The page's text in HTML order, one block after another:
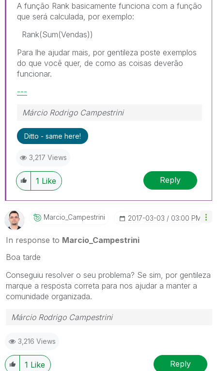
A função Rank basicamente funciona com a função
que será calculada, por exemplo:
Rank(Sum(Vendas))
Para lhe ajudar mais, por gentileza poste exemplos
do que você quer, de como as coisas deverão
funcionar.
---
Márcio Rodrigo Campestrini
Ditto - same here!
3,217 Views
1 Like Reply
Marcio_CampestrIni ‎2017-03-03 03:00 PM
In response to Marcio_Campestrini
Boa tarde
Conseguiu resolver o seu problema? Se sim, por gentileza
marque a resposta correta para nos ajudar a manter a
comunidade organizada.
Márcio Rodrigo Campestrini
3,216 Views
1 Like Reply